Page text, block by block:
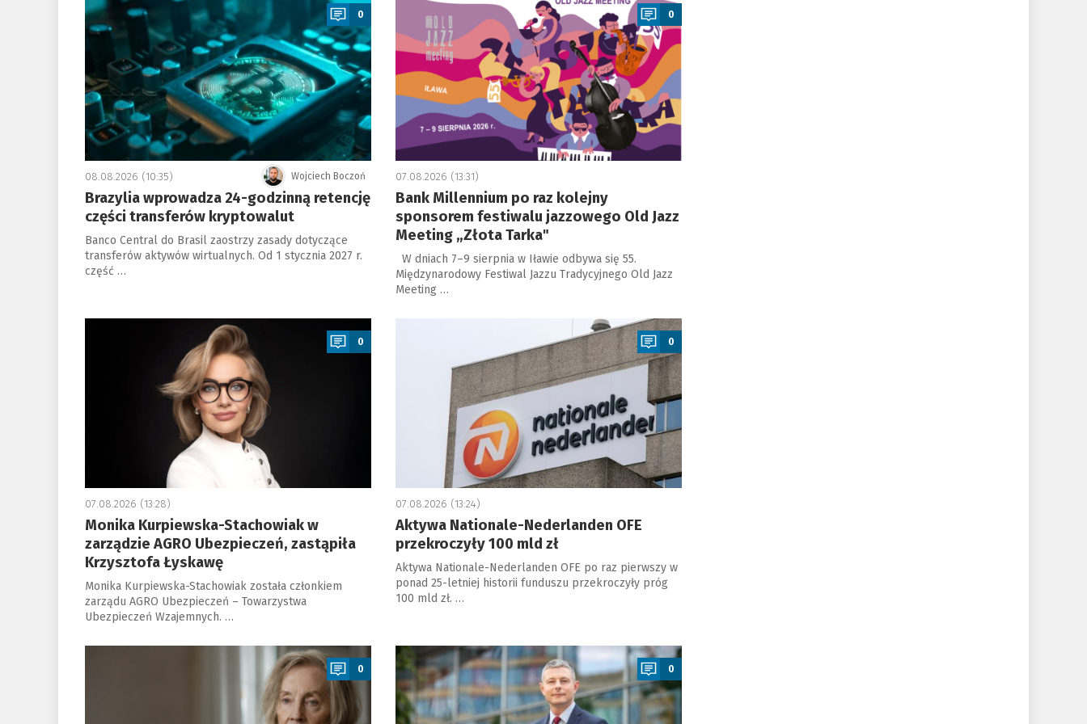
0
Wojciech Boczoń
08.08.2026 (10:35)
Brazylia wprowadza 24-godzinną retencję
części transferów kryptowalut
Banco Central do Brasil zaostrzy zasady dotyczące
transferów aktywów wirtualnych. Od 1 stycznia 2027 r.
część …
0
07.08.2026 (13:31)
Bank Millennium po raz kolejny
sponsorem festiwalu jazzowego Old Jazz
Meeting „Złota Tarka"
W dniach 7–9 sierpnia w Iławie odbywa się 55.
Międzynarodowy Festiwal Jazzu Tradycyjnego Old Jazz
Meeting …
a
0
07.08.2026 (13:28)
Monika Kurpiewska-Stachowiak w
zarządzie AGRO Ubezpieczeń, zastąpiła
Krzysztofa Łyskawę
Monika Kurpiewska-Stachowiak została członkiem
zarządu AGRO Ubezpieczeń – Towarzystwa
Ubezpieczeń Wzajemnych. …
0
07.08.2026 (13:24)
Aktywa Nationale-Nederlanden OFE
przekroczyły 100 mld zł
Aktywa Nationale-Nederlanden OFE po raz pierwszy w
ponad 25-letniej historii funduszu przekroczyły próg
100 mld zł. …
a
0
a
0